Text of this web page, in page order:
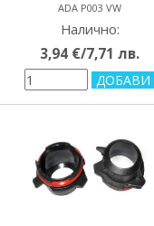
ADA P003 VW
Налично:
3,94 €/7,71 лв.